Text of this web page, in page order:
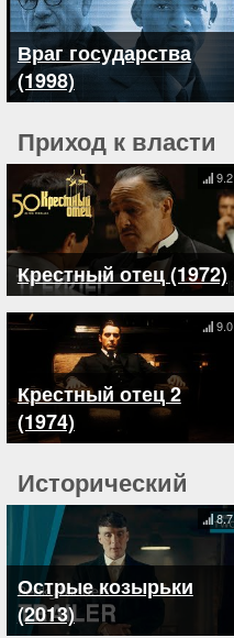
Враг государства
(1998)
Приход к власти
Крестный отец (1972)
9.2
Крестный отец 2
(1974)
9.0
Исторический
Острые козырьки
(2013)
8.7